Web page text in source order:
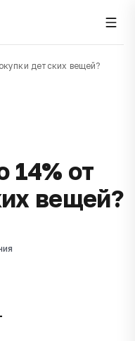
детских вещей?
14% от
вещей?